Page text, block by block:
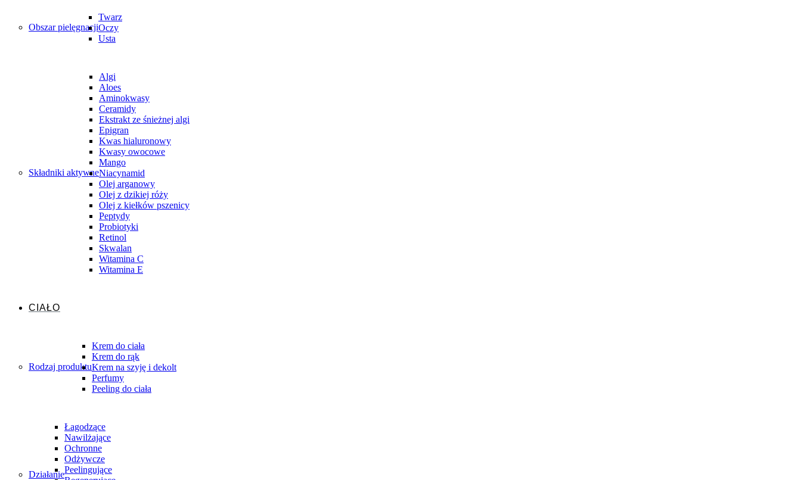
Obszar pielęgnacji
Twarz
Oczy
Usta
Składniki aktywne
Algi
Aloes
Aminokwasy
Ceramidy
Ekstrakt ze śnieżnej algi
Epigran
Kwas hialuronowy
Kwasy owocowe
Mango
Niacynamid
Olej arganowy
Olej z dzikiej róży
Olej z kiełków pszenicy
Peptydy
Probiotyki
Retinol
Skwalan
Witamina C
Witamina E
CIAŁO
Rodzaj produktu
Krem do ciała
Krem do rąk
Krem na szyję i dekolt
Perfumy
Peeling do ciała
Działanie
Łagodzące
Nawilżające
Ochronne
Odżywcze
Peelingujące